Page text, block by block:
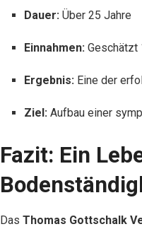
Dauer: Über 25 Jahre
Einnahmen: Geschätzt
Ergebnis: Eine der
Ziel: Aufbau einer
Fazit: Ein
Das Thomas Gottschalk